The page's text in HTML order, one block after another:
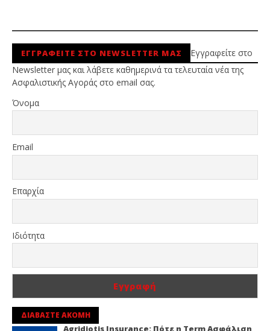
ΕΓΓΡΑΦΕΙΤΕ ΣΤΟ NEWSLETTER ΜΑΣ
Εγγραφείτε στο
Newsletter μας και λάβετε καθημερινά τα τελευταία νέα της
Ασφαλιστικής Αγοράς στο email σας.
Όνομα
Email
Επαρχία
Ιδιότητα
ΔΙΑΒΑΣΤΕ ΑΚΟΜΗ
Agridiotis Insurance: Πότε η Term Ασφάλιση